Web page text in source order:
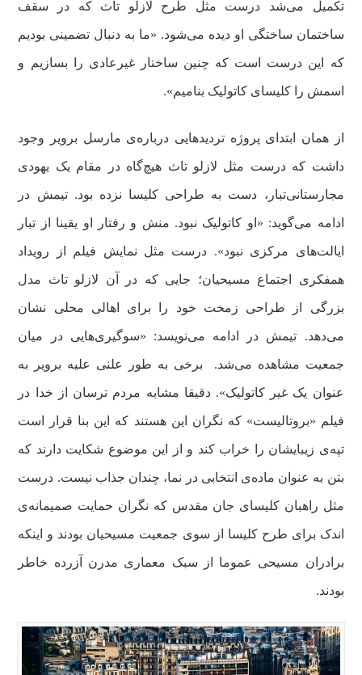
تکمیل می‌شد درست مثل طرح لازلو تاث که در سقف
ساختمان ساختگی او دیده می‌شود. «ما به دنبال تضمینی بودیم
که این درست است که چنین ساختار غیرعادی را بسازیم و
اسمش را کلیسای کاتولیک بنامیم».
از همان ابتدای پروژه تردید‌هایی درباره‌ی مارسل برویر وجود
داشت که درست مثل لازلو تاث هیچ‌گاه در مقام یک یهودی
مجارستانی‌تبار، دست به طراحی کلیسا نزده بود. تیمش در
ادامه می‌گوید: «او کاتولیک نبود. منش و رفتار او یقینا از تبار
ایالت‌های مرکزی نبود». درست مثل نمایش فیلم از رویداد
همفکری اجتماع مسیحیان؛ جایی که در آن لازلو تاث مدل
بزرگی از طراحی زمخت خود را برای اهالی محلی نشان
می‌دهد. تیمش در ادامه می‌نویسد: «سوگیری‌هایی در میان
جمعیت مشاهده می‌شد. برخی به طور علنی علیه برویر به
عنوان یک غیر کاتولیک». دقیقا مشابه مردم ترسان از خدا در
فیلم «بروتالیست» که نگران این هستند که این بنا قرار است
تپه‌ی زیبایشان را خراب کند و از این موضوع شکایت دارند که
بتن به عنوان ماده‌ی انتخابی در نما، چندان جذاب نیست. درست
مثل راهبان کلیسای جان مقدس که نگران حمایت صمیمانه‌ی
اندک برای طرح کلیسا از سوی جمعیت مسیحیان بودند و اینکه
برادران مسیحی عموما از سبک معماری مدرن آزرده خاطر
بودند.